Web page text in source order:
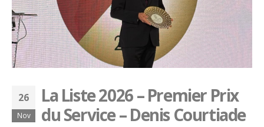
26
Nov
La Liste 2026 – Premier Prix
du Service – Denis Courtiade